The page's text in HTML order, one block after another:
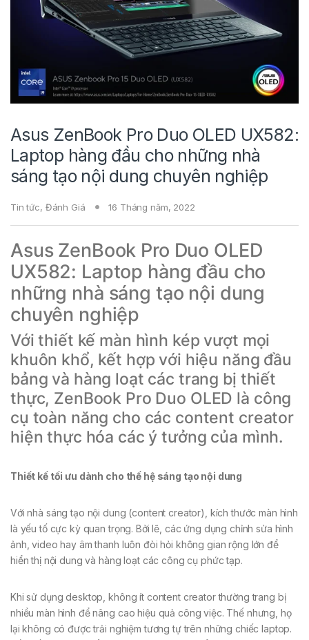
Asus ZenBook Pro Duo OLED UX582:
Laptop hàng đầu cho những nhà
sáng tạo nội dung chuyên nghiệp
Tin tức, Đánh Giá 16 Tháng năm, 2022
Asus ZenBook Pro Duo OLED
UX582: Laptop hàng đầu cho
những nhà sáng tạo nội dung
chuyên nghiệp
Với thiết kế màn hình kép vượt mọi
khuôn khổ, kết hợp với hiệu năng đầu
bảng và hàng loạt các trang bị thiết
thực, ZenBook Pro Duo OLED là công
cụ toàn năng cho các content creator
hiện thực hóa các ý tưởng của mình.
Thiết kế tối ưu dành cho thế hệ sáng tạo nội dung
Với nhà sáng tạo nội dung (content creator), kích thước màn hình
là yếu tố cực kỳ quan trọng. Bởi lẽ, các ứng dụng chỉnh sửa hình
ảnh, video hay âm thanh luôn đòi hỏi không gian rộng lớn để
hiển thị nội dung và hàng loạt các công cụ phức tạp.
Khi sử dụng desktop, không ít content creator thường trang bị
nhiều màn hình để nâng cao hiệu quả công việc. Thế nhưng, họ
lại không có được trải nghiệm tương tự trên những chiếc laptop.